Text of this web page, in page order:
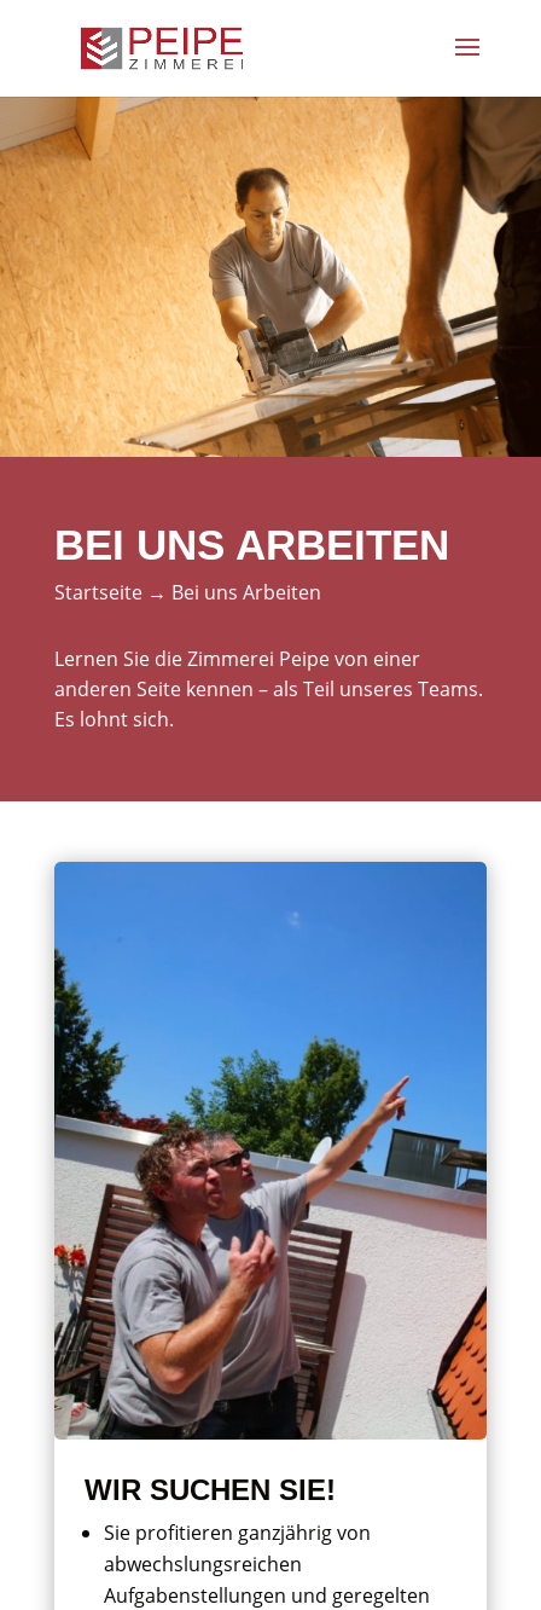
BEI UNS ARBEITEN
Startseite→ Bei uns Arbeiten
Lernen Sie die Zimmerei Peipe von einer
anderen Seite kennen – als Teil unseres Teams.
Es lohnt sich.
WIR SUCHEN SIE!
Sie profitieren ganzjährig von
abwechslungsreichen
Aufgabenstellungen und geregelten